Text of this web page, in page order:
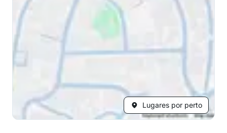
Lugares por perto